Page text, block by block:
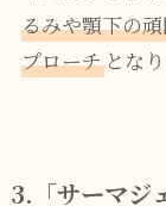
るみや顎下の
プローチとなり
3. 「サーマ